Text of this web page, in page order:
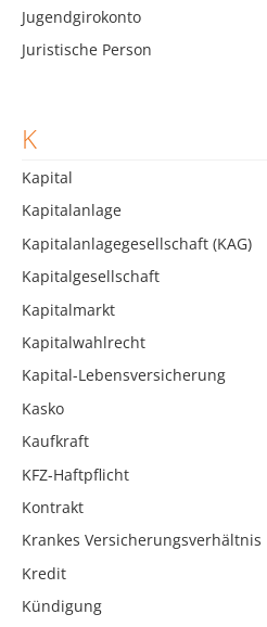
Jugendgirokonto
Juristische Person
K
Kapital
Kapitalanlage
Kapitalanlagegesellschaft (KAG)
Kapitalgesellschaft
Kapitalmarkt
Kapitalwahlrecht
Kapital-Lebensversicherung
Kasko
Kaufkraft
KFZ-Haftpflicht
Kontrakt
Krankes Versicherungsverhältnis
Kredit
Kündigung